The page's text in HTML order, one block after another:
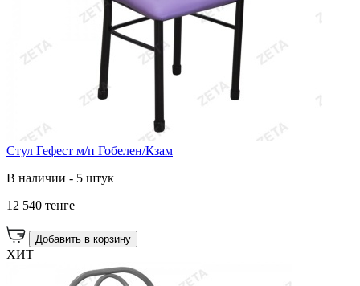
Стул Гефест м/п Гобелен/Кзам
В наличии - 5 штук
12 540 тенге
Добавить в корзину
ХИТ